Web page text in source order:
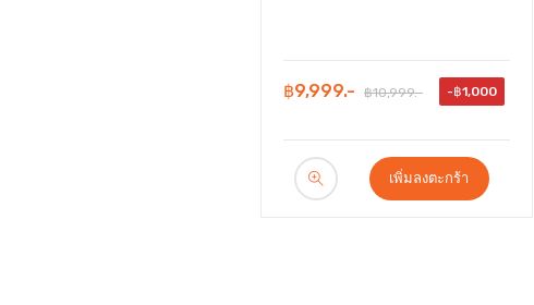
฿9,999.- ฿10,999.- -฿1,000
เพิ่มลงตะกร้า